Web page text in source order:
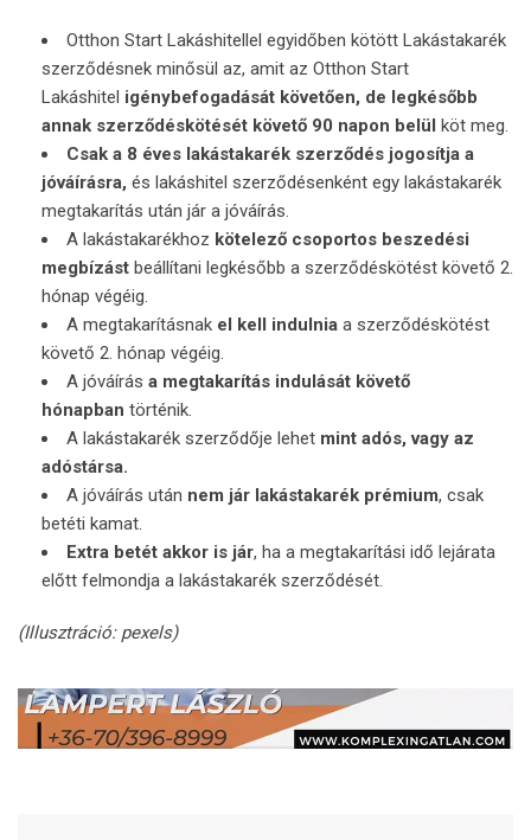
Otthon Start Lakáshitellel egyidőben kötött Lakástakarék
szerződésnek minősül az, amit az Otthon Start
Lakáshitel igénybefogadását követően, de legkésőbb
annak szerződéskötését követő 90 napon belül köt meg.
Csak a 8 éves lakástakarék szerződés jogosítja a
jóváírásra, és lakáshitel szerződésenként egy lakástakarék
megtakarítás után jár a jóváírás.
A lakástakarékhoz kötelező csoportos beszedési
megbízást beállítani legkésőbb a szerződéskötést követő 2.
hónap végéig.
A megtakarításnak el kell indulnia a szerződéskötést
követő 2. hónap végéig.
A jóváírás a megtakarítás indulását követő
hónapban történik.
A lakástakarék szerződője lehet mint adós, vagy az
adóstársa.
A jóváírás után nem jár lakástakarék prémium, csak
betéti kamat.
Extra betét akkor is jár, ha a megtakarítási idő lejárata
előtt felmondja a lakástakarék szerződését.
(Illusztráció: pexels)